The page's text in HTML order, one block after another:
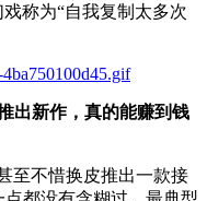
称为“自我复制太多次
出新作，真的能赚到钱
至不惜换皮推出一款接